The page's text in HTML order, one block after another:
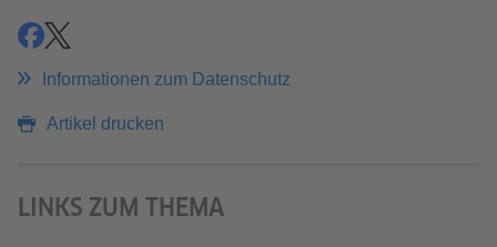
teilenteilen
Informationen zum Datenschutz
Artikel drucken
LINKS ZUM THEMA